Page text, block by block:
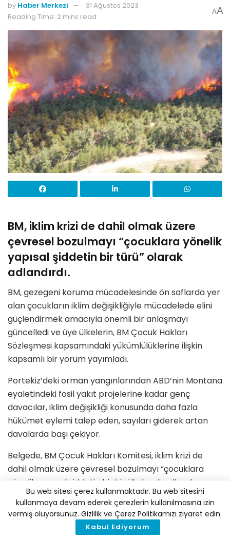
by Haber Merkezi
31 Ağustos 2023
Reading Time: 2 mins read
AA
BM, iklim krizi de dahil olmak üzere
çevresel bozulmayı “çocuklara yönelik
yapısal şiddetin bir türü” olarak
adlandırdı.
BM, gezegeni koruma mücadelesinde ön saflarda yer
alan çocukların iklim değişikliğiyle mücadelede elini
güçlendirmek amacıyla önemli bir anlaşmayı
güncelledi ve üye ülkelerin, BM Çocuk Hakları
Sözleşmesi kapsamındaki yükümlülüklerine ilişkin
kapsamlı bir yorum yayımladı.
Portekiz’deki orman yangınlarından ABD’nin Montana
eyaletindeki fosil yakıt projelerine kadar genç
davacılar, iklim değişikliği konusunda daha fazla
hükümet eylemi talep eden, sayıları giderek artan
davalarda başı çekiyor.
Belgede, BM Çocuk Hakları Komitesi, iklim krizi de
dahil olmak üzere çevresel bozulmayı “çocuklara
yönelik yapısal şiddetin bir türü” olarak adlandırıyor.
Bunun yanı sıra, devletlerin, “çocukların davayı
kendilerinin başlatmasının önündeki engellerin
kaldırılması” da dahil olmak üzere, çocukların adalete
Bu web sitesi çerez kullanmaktadır. Bu web sitesini
kullanmaya devam ederek çerezlerin kullanılmasına izin
vermiş oluyorsunuz. Gizlilik ve Çerez Politikamızı ziyaret edin.
Kabul Ediyorum